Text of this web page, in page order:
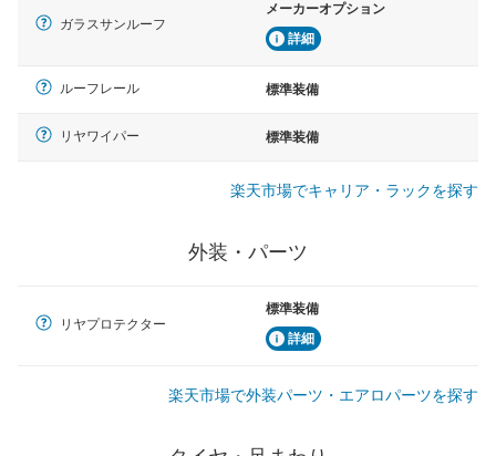
ガラスサンルーフ
メーカーオプション
詳細
ルーフレール 標準装備
リヤワイパー 標準装備
楽天市場でキャリア・ラックを探す
外装・パーツ
リヤプロテクター
標準装備
詳細
楽天市場で外装パーツ・エアロパーツを探す